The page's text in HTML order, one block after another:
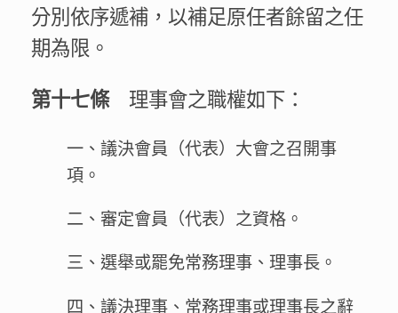
分別依序遞補，以補足原任者餘留之任
期為限。
第十七條理事會之職權如下：
一、議決會員（代表）大會之召開事
項。
二、審定會員（代表）之資格。
三、選舉或罷免常務理事、理事長。
四、議決理事、常務理事或理事長之辭